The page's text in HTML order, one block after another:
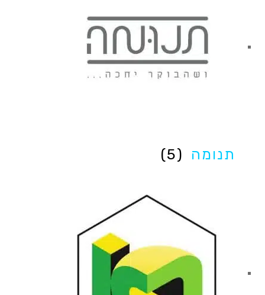
תנומה (5)